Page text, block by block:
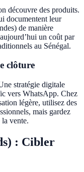
découvre des produits.
documentent leur
de manière
un coût par
au Sénégal.
clôture
stratégie digitale
vers WhatsApp. Chez
légère, utilisez des
mais gardez
vente.
: Cibler